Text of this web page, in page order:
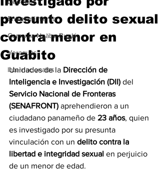
Entretenimiento
Comarca Ngäbe-Buglé
Veraguas
Internacionales
presunto delito sexual
contra menor en
Guabito
Unidades de la Dirección de
Inteligencia e Investigación (DII) del
Servicio Nacional de Fronteras
(SENAFRONT) aprehendieron a un
ciudadano panameño de 23 años, quien
es investigado por su presunta
vinculación con un delito contra la
libertad e integridad sexual en perjuicio
de un menor de edad.